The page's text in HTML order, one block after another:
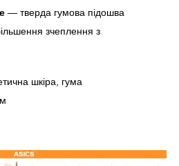
— тверда гумова підошва
зчеплення з
шкіра, гума